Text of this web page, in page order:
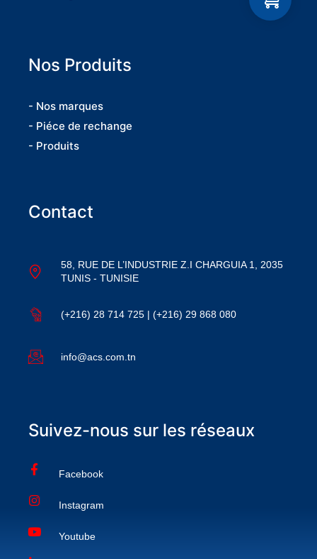
Nos Produits
- Nos marques
- Piéce de rechange
- Produits
Contact
58, RUE DE L’INDUSTRIE Z.I CHARGUIA 1, 2035
TUNIS - TUNISIE
(+216) 28 714 725 | (+216) 29 868 080
info@acs.com.tn
Suivez-nous sur les réseaux
Facebook
Instagram
Youtube